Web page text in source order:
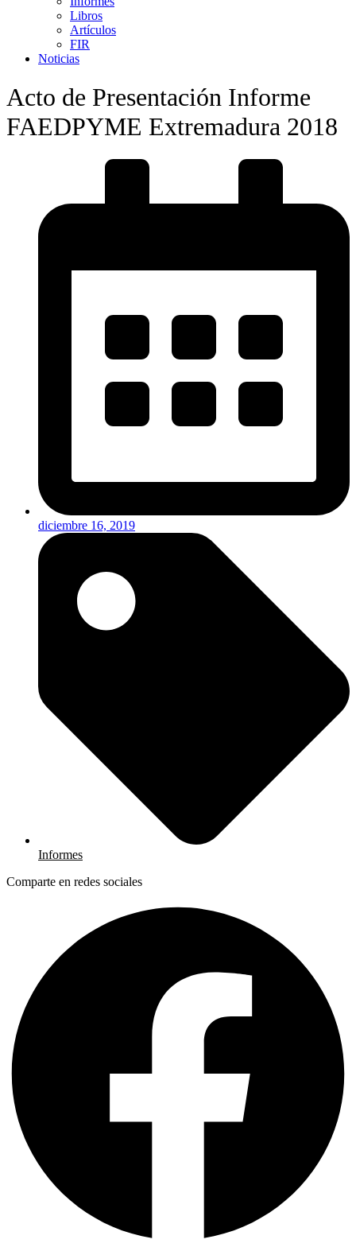
Libros
Artículos
FIR
Noticias
Acto de Presentación Informe
FAEDPYME Extremadura 2018
diciembre 16, 2019
Informes
Comparte en redes sociales